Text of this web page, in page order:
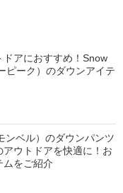
ドアにおすすめ！Snow
ピーク）のダウンアイテ
ンベル）のダウンパンツ
アウトドアを快適に！お
ムをご紹介